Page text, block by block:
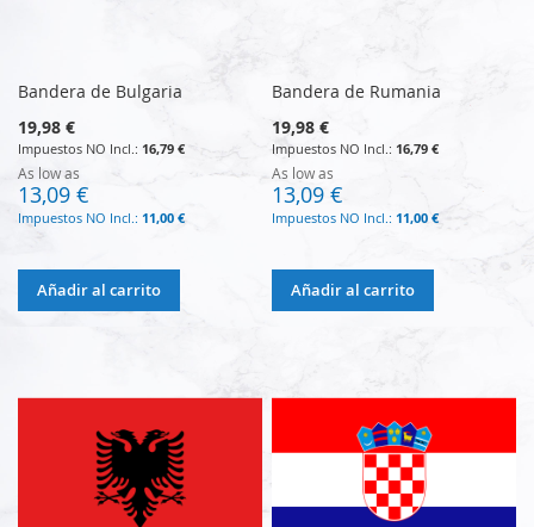
Bandera de Bulgaria
19,98 €
16,79 €
As low as
13,09 €
11,00 €
Añadir al carrito
Bandera de Rumania
19,98 €
16,79 €
As low as
13,09 €
11,00 €
Añadir al carrito